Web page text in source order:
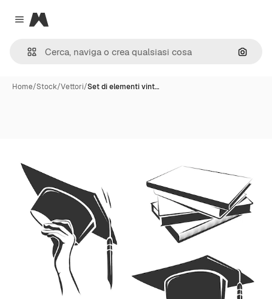
Close menu
Magnific
Cerca
Home/Stock/Vettori/Set di elementi vint…